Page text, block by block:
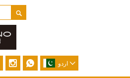

  اردو 